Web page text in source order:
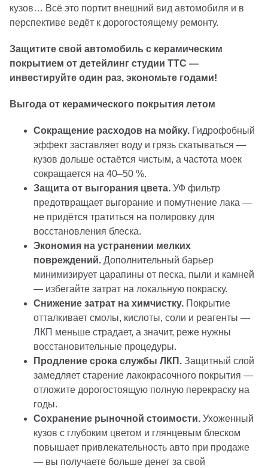
кузов… Всё это портит внешний вид автомобиля и в
перспективе ведёт к дорогостоящему ремонту.
Защитите свой автомобиль с керамическим
покрытием от детейлинг студии ТТС —
инвестируйте один раз, экономьте годами!
Выгода от керамического покрытия летом
Сокращение расходов на мойку. Гидрофобный
эффект заставляет воду и грязь скатываться —
кузов дольше остаётся чистым, а частота моек
сокращается на 40–50 %.
Защита от выгорания цвета. УФ фильтр
предотвращает выгорание и помутнение лака —
не придётся тратиться на полировку для
восстановления блеска.
Экономия на устранении мелких
повреждений. Дополнительный барьер
минимизирует царапины от песка, пыли и камней
— избегайте затрат на локальную покраску.
Снижение затрат на химчистку. Покрытие
отталкивает смолы, кислоты, соли и реагенты —
ЛКП меньше страдает, а значит, реже нужны
восстановительные процедуры.
Продление срока службы ЛКП. Защитный слой
замедляет старение лакокрасочного покрытия —
отложите дорогостоящую полную перекраску на
годы.
Сохранение рыночной стоимости. Ухоженный
кузов с глубоким цветом и глянцевым блеском
повышает привлекательность авто при продаже
— вы получаете больше денег за свой